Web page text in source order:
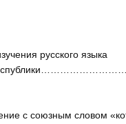
русского языка
с союзным словом